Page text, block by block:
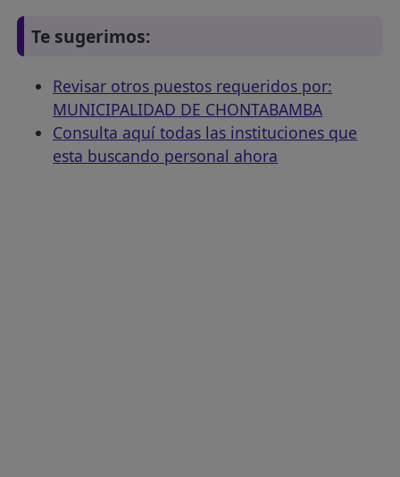
Te sugerimos:
Revisar otros puestos requeridos por:
MUNICIPALIDAD DE CHONTABAMBA
Consulta aquí todas las instituciones que
esta buscando personal ahora